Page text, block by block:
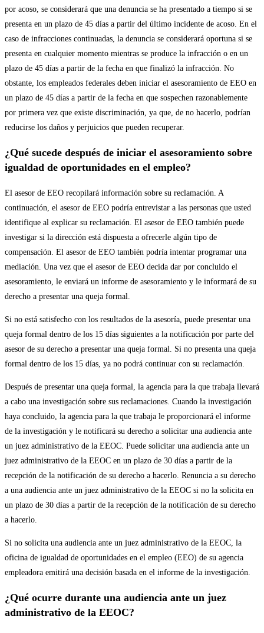
por acoso, se considerará que una denuncia se ha presentado a tiempo si se
presenta en un plazo de 45 días a partir del último incidente de acoso. En el
caso de infracciones continuadas, la denuncia se considerará oportuna si se
presenta en cualquier momento mientras se produce la infracción o en un
plazo de 45 días a partir de la fecha en que finalizó la infracción. No
obstante, los empleados federales deben iniciar el asesoramiento de EEO en
un plazo de 45 días a partir de la fecha en que sospechen razonablemente
por primera vez que existe discriminación, ya que, de no hacerlo, podrían
reducirse los daños y perjuicios que pueden recuperar.
¿Qué sucede después de iniciar el asesoramiento sobre
igualdad de oportunidades en el empleo?
El asesor de EEO recopilará información sobre su reclamación. A
continuación, el asesor de EEO podría entrevistar a las personas que usted
identifique al explicar su reclamación. El asesor de EEO también puede
investigar si la dirección está dispuesta a ofrecerle algún tipo de
compensación. El asesor de EEO también podría intentar programar una
mediación. Una vez que el asesor de EEO decida dar por concluido el
asesoramiento, le enviará un informe de asesoramiento y le informará de su
derecho a presentar una queja formal.
Si no está satisfecho con los resultados de la asesoría, puede presentar una
queja formal dentro de los 15 días siguientes a la notificación por parte del
asesor de su derecho a presentar una queja formal. Si no presenta una queja
formal dentro de los 15 días, ya no podrá continuar con su reclamación.
Después de presentar una queja formal, la agencia para la que trabaja llevará
a cabo una investigación sobre sus reclamaciones. Cuando la investigación
haya concluido, la agencia para la que trabaja le proporcionará el informe
de la investigación y le notificará su derecho a solicitar una audiencia ante
un juez administrativo de la EEOC. Puede solicitar una audiencia ante un
juez administrativo de la EEOC en un plazo de 30 días a partir de la
recepción de la notificación de su derecho a hacerlo. Renuncia a su derecho
a una audiencia ante un juez administrativo de la EEOC si no la solicita en
un plazo de 30 días a partir de la recepción de la notificación de su derecho
a hacerlo.
Si no solicita una audiencia ante un juez administrativo de la EEOC, la
oficina de igualdad de oportunidades en el empleo (EEO) de su agencia
empleadora emitirá una decisión basada en el informe de la investigación.
¿Qué ocurre durante una audiencia ante un juez
administrativo de la EEOC?